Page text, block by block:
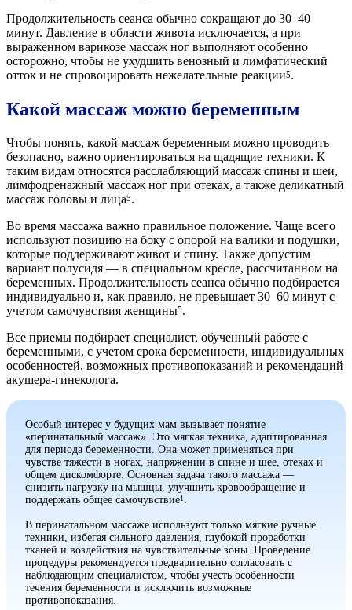
Продолжительность сеанса обычно сокращают до 30–40
минут. Давление в области живота исключается, а при
выраженном варикозе массаж ног выполняют особенно
осторожно, чтобы не ухудшить венозный и лимфатический
отток и не спровоцировать нежелательные реакции5.
Какой массаж можно беременным
Чтобы понять, какой массаж беременным можно проводить
безопасно, важно ориентироваться на щадящие техники. К
таким видам относятся расслабляющий массаж спины и шеи,
лимфодренажный массаж ног при отеках, а также деликатный
массаж головы и лица5.
Во время массажа важно правильное положение. Чаще всего
используют позицию на боку с опорой на валики и подушки,
которые поддерживают живот и спину. Также допустим
вариант полусидя — в специальном кресле, рассчитанном на
беременных. Продолжительность сеанса обычно подбирается
индивидуально и, как правило, не превышает 30–60 минут с
учетом самочувствия женщины5.
Все приемы подбирает специалист, обученный работе с
беременными, с учетом срока беременности, индивидуальных
особенностей, возможных противопоказаний и рекомендаций
акушера-гинеколога.
Особый интерес у будущих мам вызывает понятие
«перинатальный массаж». Это мягкая техника, адаптированная
для периода беременности. Она может применяться при
чувстве тяжести в ногах, напряжении в спине и шее, отеках и
общем дискомфорте. Основная задача такого массажа —
снизить нагрузку на мышцы, улучшить кровообращение и
поддержать общее самочувствие1.
В перинатальном массаже используют только мягкие ручные
техники, избегая сильного давления, глубокой проработки
тканей и воздействия на чувствительные зоны. Проведение
процедуры рекомендуется предварительно согласовать с
наблюдающим специалистом, чтобы учесть особенности
течения беременности и исключить возможные
противопоказания.